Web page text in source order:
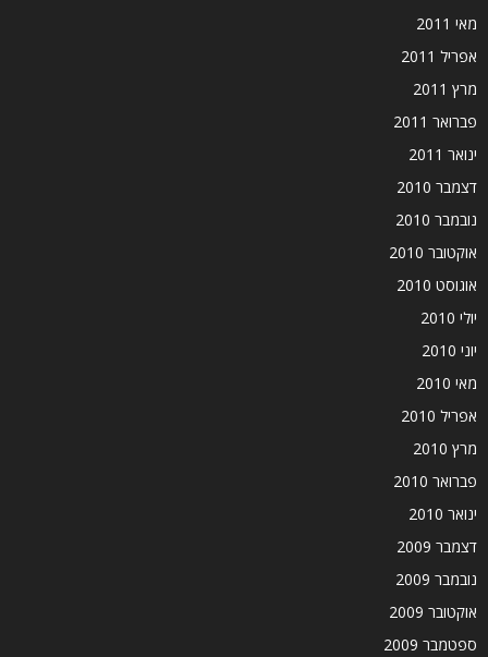
מאי 2011
אפריל 2011
מרץ 2011
פברואר 2011
ינואר 2011
דצמבר 2010
נובמבר 2010
אוקטובר 2010
אוגוסט 2010
יולי 2010
יוני 2010
מאי 2010
אפריל 2010
מרץ 2010
פברואר 2010
ינואר 2010
דצמבר 2009
נובמבר 2009
אוקטובר 2009
ספטמבר 2009